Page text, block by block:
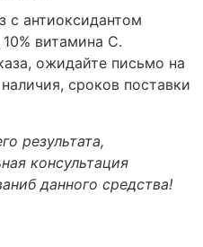
с антиоксидантом
витамина С.
ожидайте письмо на
сроков поставки
результата,
консультация
данного средства!